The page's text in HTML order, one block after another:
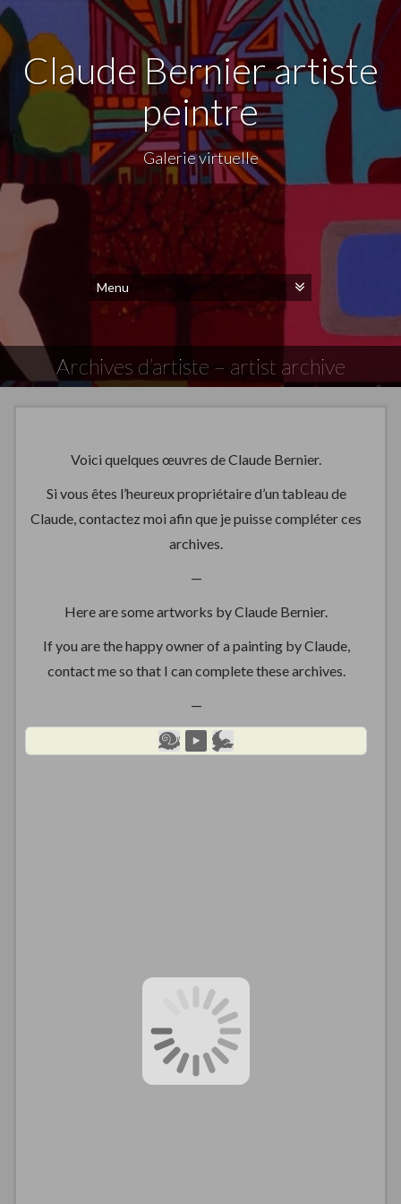
Claude Bernier artiste
peintre
Galerie virtuelle
Archives d’artiste – artist archive
Voici quelques œuvres de Claude Bernier.
Si vous êtes l’heureux propriétaire d’un tableau de
Claude, contactez moi afin que je puisse compléter ces
archives.
—
Here are some artworks by Claude Bernier.
If you are the happy owner of a painting by Claude,
contact me so that I can complete these archives.
—